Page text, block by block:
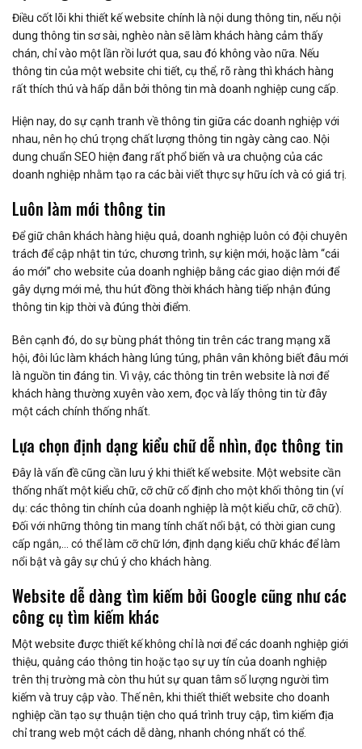
Điều cốt lõi khi thiết kế website chính là nội dung thông tin, nếu nội
dung thông tin sơ sài, nghèo nàn sẽ làm khách hàng cảm thấy
chán, chỉ vào một lần rồi lướt qua, sau đó không vào nữa. Nếu
thông tin của một website chi tiết, cụ thể, rõ ràng thì khách hàng
rất thích thú và hấp dẫn bởi thông tin mà doanh nghiệp cung cấp.
Hiện nay, do sự cạnh tranh về thông tin giữa các doanh nghiệp với
nhau, nên họ chú trọng chất lượng thông tin ngày càng cao. Nội
dung chuẩn SEO hiện đang rất phổ biến và ưa chuộng của các
doanh nghiệp nhằm tạo ra các bài viết thực sự hữu ích và có giá trị.
Luôn làm mới thông tin
Để giữ chân khách hàng hiệu quả, doanh nghiệp luôn có đội chuyên
trách để cập nhật tin tức, chương trình, sự kiện mới, hoặc làm “cái
áo mới” cho website của doanh nghiệp bằng các giao diện mới để
gây dựng mới mẻ, thu hút đồng thời khách hàng tiếp nhận đúng
thông tin kịp thời và đúng thời điểm.
Bên cạnh đó, do sự bùng phát thông tin trên các trang mạng xã
hội, đôi lúc làm khách hàng lúng túng, phân vân không biết đâu mới
là nguồn tin đáng tin. Vì vậy, các thông tin trên website là nơi để
khách hàng thường xuyên vào xem, đọc và lấy thông tin từ đây
một cách chính thống nhất.
Lựa chọn định dạng kiểu chữ dễ nhìn, đọc thông tin
Đây là vấn đề cũng cần lưu ý khi thiết kế website. Một website cần
thống nhất một kiểu chữ, cỡ chữ cố định cho một khối thông tin (ví
dụ: các thông tin chính của doanh nghiệp là một kiểu chữ, cỡ chữ).
Đối với những thông tin mang tính chất nổi bật, có thời gian cung
cấp ngắn,… có thể làm cỡ chữ lớn, định dạng kiểu chữ khác để làm
nổi bật và gây sự chú ý cho khách hàng.
Website dễ dàng tìm kiếm bởi Google cũng như các
công cụ tìm kiếm khác
Một website được thiết kế không chỉ là nơi để các doanh nghiệp giới
thiệu, quảng cáo thông tin hoặc tạo sự uy tín của doanh nghiệp
trên thị trường mà còn thu hút sự quan tâm số lượng người tìm
kiếm và truy cập vào. Thế nên, khi thiết thiết website cho doanh
nghiệp cần tạo sự thuận tiện cho quá trình truy cập, tìm kiếm địa
chỉ trang web một cách dễ dàng, nhanh chóng nhất có thể.